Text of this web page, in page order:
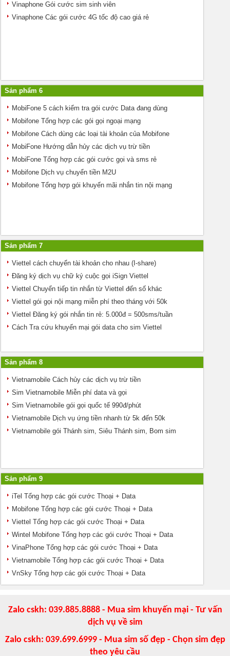
Vinaphone Gói cước sim sinh viên
Vinaphone Các gói cước 4G tốc độ cao giá rẻ
Sản phẩm 6
MobiFone 5 cách kiểm tra gói cước Data đang dùng
Mobifone Tổng hợp các gói gọi ngoại mạng
Mobifone Cách dùng các loại tài khoản của Mobifone
MobiFone Hướng dẫn hủy các dịch vụ trừ tiền
MobiFone Tổng hợp các gói cước gọi và sms rẻ
Mobifone Dịch vụ chuyển tiền M2U
Mobifone Tổng hợp gói khuyến mãi nhắn tin nội mạng
Sản phẩm 7
Viettel cách chuyển tài khoản cho nhau (I-share)
Đăng ký dịch vụ chữ ký cuộc gọi iSign Viettel
Viettel Chuyển tiếp tin nhắn từ Viettel đến số khác
Viettel gói gọi nội mạng miễn phí theo tháng với 50k
Viettel Đăng ký gói nhắn tin rẻ: 5.000đ = 500sms/tuần
Cách Tra cứu khuyến mại gói data cho sim Viettel
Sản phẩm 8
Vietnamobile Cách hủy các dịch vụ trừ tiền
Sim Vietnamobile Miễn phí data và gọi
Sim Vietnamobile gói gọi quốc tế 990đ/phút
Vietnamobile Dịch vụ ứng tiền nhanh từ 5k đến 50k
Vietnamobile gói Thánh sim, Siêu Thánh sim, Bom sim
Sản phẩm 9
iTel Tổng hợp các gói cước Thoại + Data
Mobifone Tổng hợp các gói cước Thoại + Data
Viettel Tổng hợp các gói cước Thoại + Data
Wintel Mobifone Tổng hợp các gói cước Thoại + Data
VinaPhone Tổng hợp các gói cước Thoại + Data
Vietnamobile Tổng hợp các gói cước Thoại + Data
VnSky Tổng hợp các gói cước Thoại + Data
Zalo cskh: 039.885.8888 - Mua sim khuyến mại - Tư vấn
dịch vụ về sim
Zalo cskh: 039.699.6999 - Mua sim số đẹp - Chọn sim đẹp
theo yêu cầu